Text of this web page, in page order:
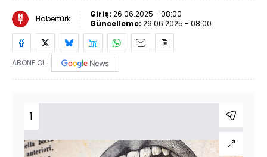
Habertürk Giriş: 26.06.2025 - 08:00
Güncelleme: 26.06.2025 - 08:00
ABONE OL
1